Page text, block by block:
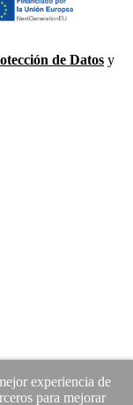
experiencia de
para mejorar
de Datos y